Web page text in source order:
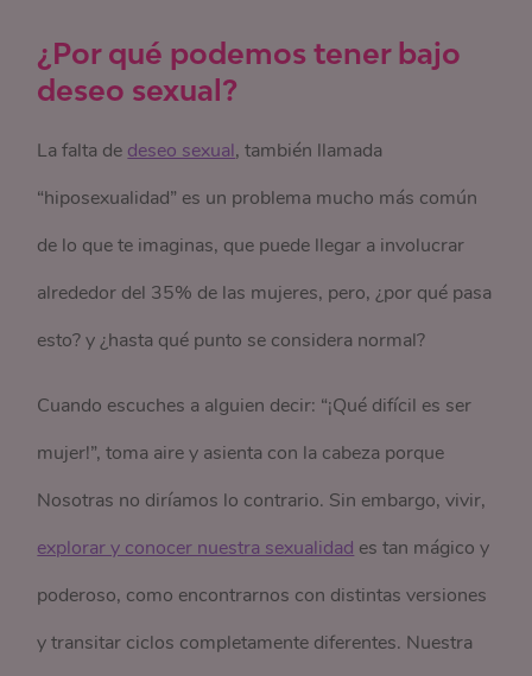
¿Por qué podemos tener bajo
deseo sexual?
La falta de deseo sexual, también llamada
“hiposexualidad” es un problema mucho más común
de lo que te imaginas, que puede llegar a involucrar
alrededor del 35% de las mujeres, pero, ¿por qué pasa
esto? y ¿hasta qué punto se considera normal?
Cuando escuches a alguien decir: “¡Qué difícil es ser
mujer!”, toma aire y asienta con la cabeza porque
Nosotras no diríamos lo contrario. Sin embargo, vivir,
explorar y conocer nuestra sexualidad es tan mágico y
poderoso, como encontrarnos con distintas versiones
y transitar ciclos completamente diferentes. Nuestra